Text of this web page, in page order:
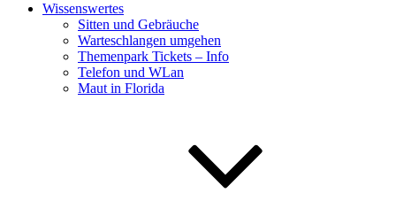
Wissenswertes
Sitten und Gebräuche
Warteschlangen umgehen
Themenpark Tickets – Info
Telefon und WLan
Maut in Florida